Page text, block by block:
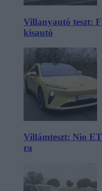
Villanyautó teszt:
kisautó
Villámteszt: Nio
ra